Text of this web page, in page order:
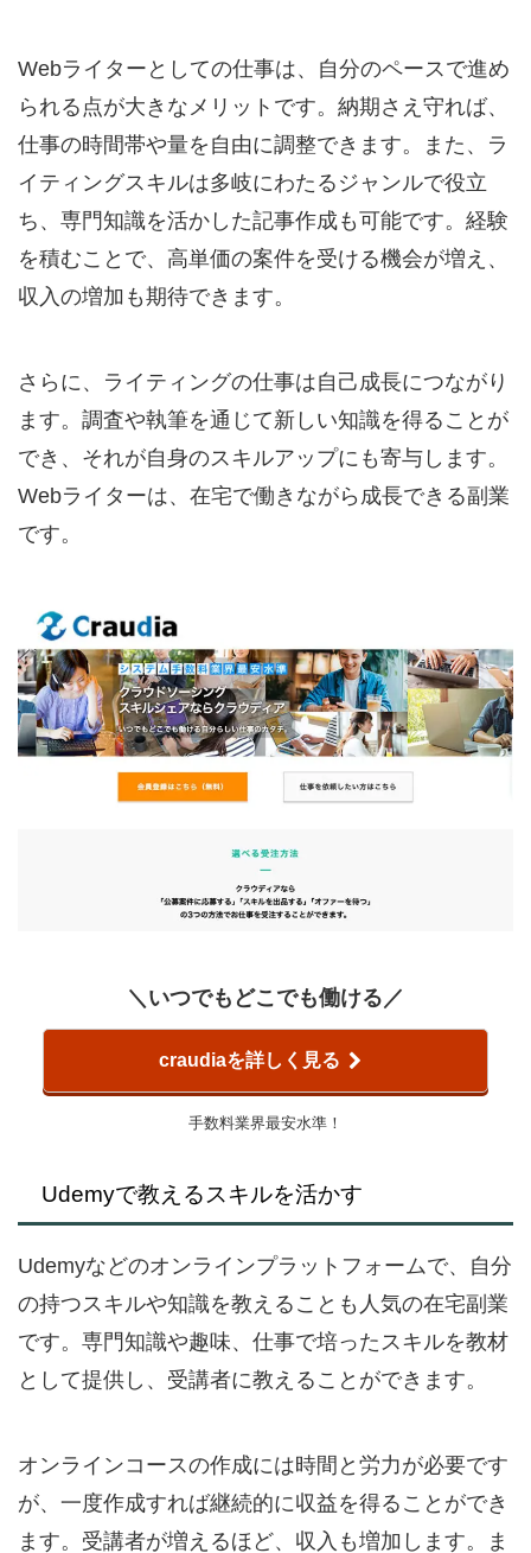
Webライターとしての仕事は、自分のペースで進め
られる点が大きなメリットです。納期さえ守れば、
仕事の時間帯や量を自由に調整できます。また、ラ
イティングスキルは多岐にわたるジャンルで役立
ち、専門知識を活かした記事作成も可能です。経験
を積むことで、高単価の案件を受ける機会が増え、
収入の増加も期待できます。
さらに、ライティングの仕事は自己成長につながり
ます。調査や執筆を通じて新しい知識を得ることが
でき、それが自身のスキルアップにも寄与します。
Webライターは、在宅で働きながら成長できる副業
です。
＼いつでもどこでも働ける／
craudiaを詳しく見る
⼿数料業界最安⽔準！
Udemyで教えるスキルを活かす
Udemyなどのオンラインプラットフォームで、自分
の持つスキルや知識を教えることも人気の在宅副業
です。専門知識や趣味、仕事で培ったスキルを教材
として提供し、受講者に教えることができます。
オンラインコースの作成には時間と労力が必要です
が、一度作成すれば継続的に収益を得ることができ
ます。受講者が増えるほど、収入も増加します。ま